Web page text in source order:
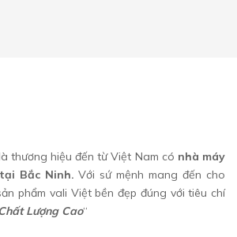
thương hiệu đến từ Việt Nam có nhà máy
Bắc Ninh. Với sứ mệnh mang đến cho
phẩm vali Việt bền đẹp đúng với tiêu chí
Lượng Cao“